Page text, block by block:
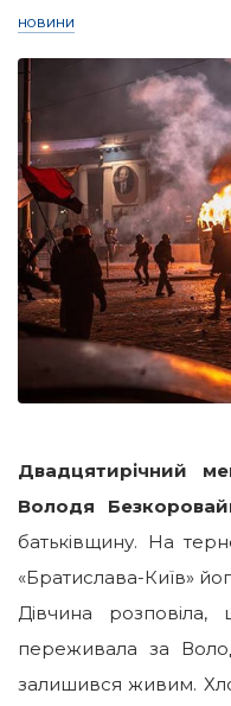
НОВИНИ
Двадцятирічний
Володя
батьківщину. На
«Братислава-Київ»
Дівчина
переживала за
залишився живим.